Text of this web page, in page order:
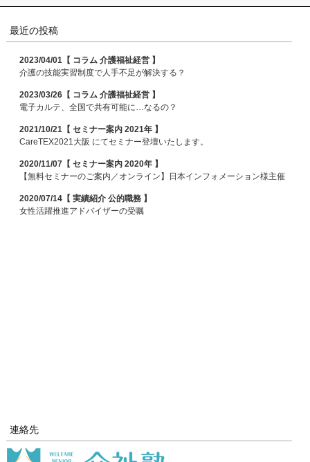
最近の投稿
2023/04/01【 コラム 介護福祉経営 】
介護の技能実習制度で人手不足が解決する？
2023/03/26【 コラム 介護福祉経営 】
電子カルテ、全国で共有可能に…なるの？
2021/10/21【 セミナー案内 2021年 】
CareTEX2021大阪 にてセミナー登壇いたします。
2020/11/07【 セミナー案内 2020年 】
【無料セミナーのご案内／オンライン】日本インフォメーション様主催
2020/07/14【 実績紹介 公的職務 】
女性活躍推進アドバイザーの受嘱
連絡先